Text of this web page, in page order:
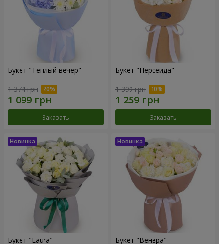
Букет "Теплый вечер"
1 374 грн
Заказать
Букет "Персеида"
1 399 грн
Заказать
Букет "Laura" Букет "Венера"